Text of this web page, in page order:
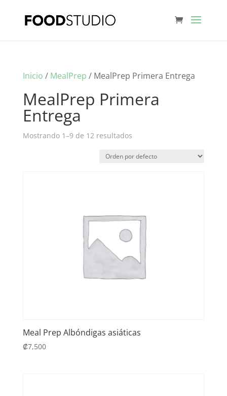
Inicio / MealPrep / MealPrep Primera Entrega
MealPrep Primera
Entrega
Mostrando 1–9 de 12 resultados
Meal Prep Albóndigas asiáticas
₡7,500